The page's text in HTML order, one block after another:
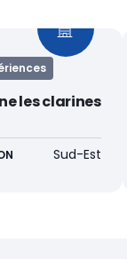
les clarines
Sud-Est